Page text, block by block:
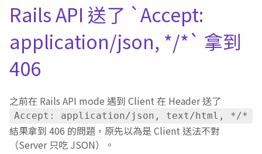
Rails API 送了 `Accept:
application/json, */*` 拿到
406
之前在 Rails API mode 遇到 Client 在 Header 送了
Accept: application/json, text/html, */*
結果拿到 406 的問題，原先以為是 Client 送法不對
（Server 只吃 JSON）。